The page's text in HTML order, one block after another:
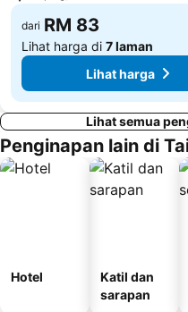
dari RM 83
Lihat harga di 7 laman
Lihat harga
Lihat semua
Penginapan lain di
Hotel
Katil dan
sarapan